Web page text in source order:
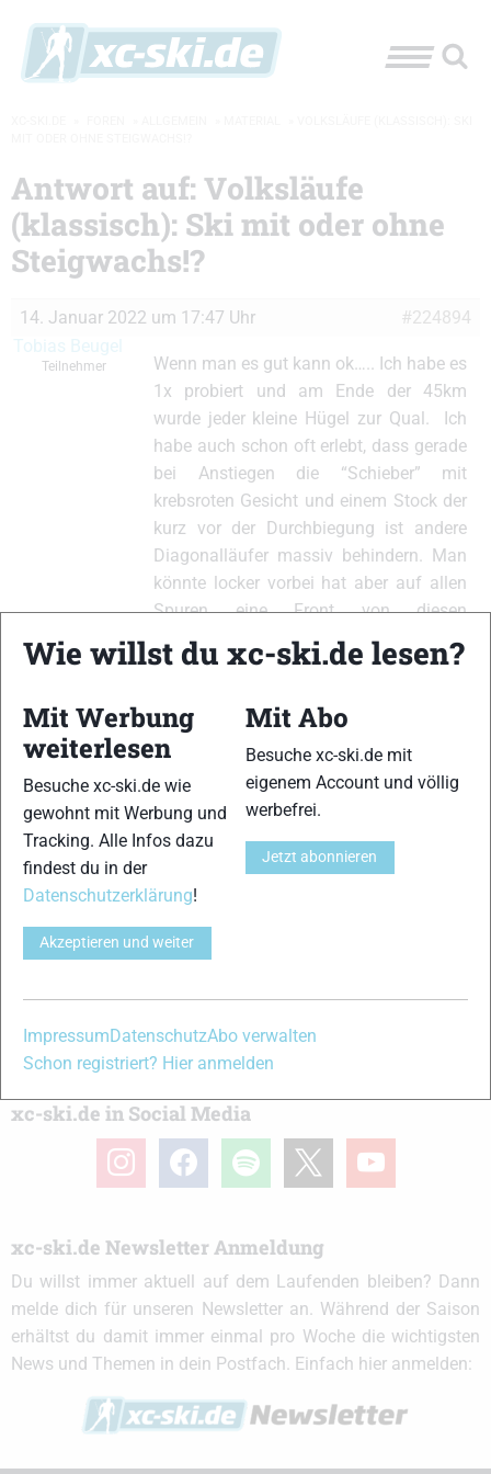
Antwort auf: Volksläufe
(klassisch): Ski mit oder ohne
Steigwachs!?
14. Januar 2022 um 17:47 Uhr
#224894
Tobias Beugel
Teilnehmer
Wenn man es gut kann ok….. Ich habe es
1x probiert und am Ende der 45km
wurde jeder kleine Hügel zur Qual. Ich
habe auch schon oft erlebt, dass gerade
bei Anstiegen die “Schieber” mit
krebsroten Gesicht und einem Stock der
kurz vor der Durchbiegung ist andere
Diagonalläufer massiv behindern. Man
könnte locker vorbei hat aber auf allen
Spuren eine Front von diesen
selbsternannten Weltmeistern.
xc-ski.de ist DAS deutschsprachige Portal mit aktuellen
News aus dem Skilanglauf, Biathlon und der Nordischen
Kombination, einer Loipendatenbank, Langlauf-Community
und allem was du sonst noch über deine Lieblingssportarten
wissen solltest.
ObSkilanglauf-Anfänger oder Profi-Sportler, wir haben
dasKontaktformularerreichen.
xc-ski.de in Social Media
instagramfacebook spotify youtube
xc-ski.de Newsletter Anmeldung
Du willst immer aktuell auf dem Laufenden bleiben? Dann
melde dich für unseren Newsletter an. Während der Saison
erhältst du damit immer einmal pro Woche die wichtigsten
News und Themen in dein Postfach. Einfach hier anmelden:
Wie willst du xc-ski.de lesen?
Mit Werbung
weiterlesen
Besuche xc-ski.de wie
gewohnt mit Werbung und
Tracking. Alle Infos dazu
findest du in der
Datenschutzerklärung!
Akzeptieren und weiter
Mit Abo
Besuche xc-ski.de mit
eigenem Account und völlig
werbefrei.
Jetzt abonnieren
Impressum DatenschutzAbo verwalten
Schon registriert? Hier anmelden